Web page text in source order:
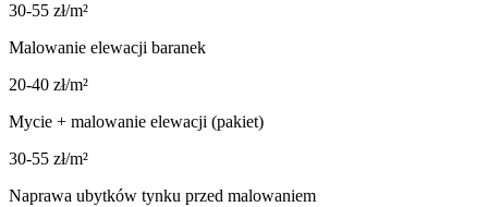
30-55 zł/m²
Malowanie elewacji baranek
20-40 zł/m²
Mycie + malowanie elewacji (pakiet)
30-55 zł/m²
Naprawa ubytków tynku przed malowaniem